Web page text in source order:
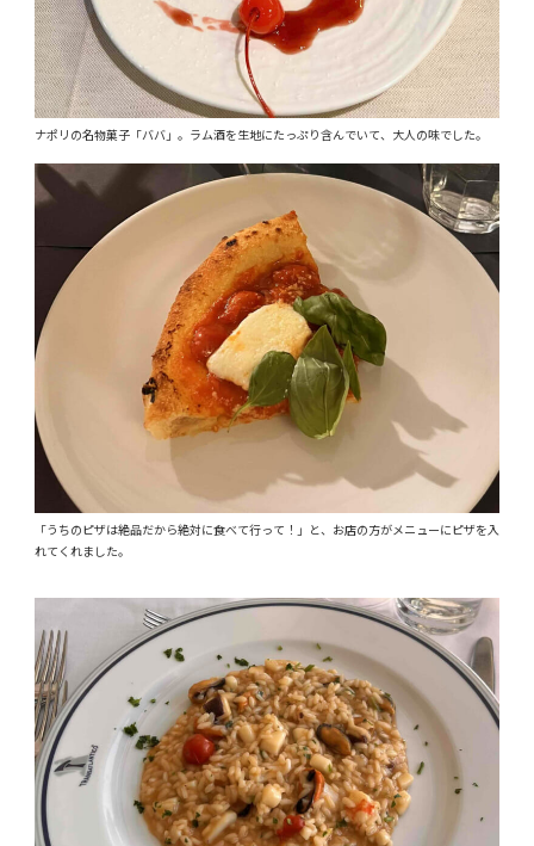
ナポリの名物菓子「ババ」。ラム酒を生地にたっぷり含んでいて、大人の味でした。
「うちのピザは絶品だから絶対に食べて行って！」と、お店の方がメニューにピザを入
れてくれました。